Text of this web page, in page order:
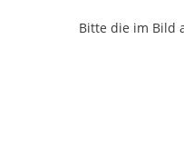
Bitte die im Bild